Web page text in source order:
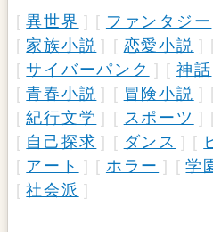
[ 異世界 ] [ ファンタジー
[ 家族小説 ] [ 恋愛小説 ]
[ サイバーパンク ] [ 神話
[ 青春小説 ] [ 冒険小説 ]
[ 紀行文学 ] [ スポーツ ]
[ 自己探求 ] [ ダンス ] [
[ アート ] [ ホラー ] [ 学
[ 社会派 ]